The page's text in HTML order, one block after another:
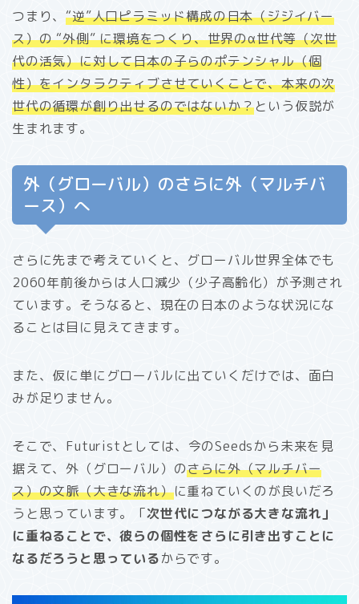
つまり、“逆”人口ピラミッド構成の日本（ジジイバー
ス）の “外側” に環境をつくり、世界のα世代等（次世
代の活気）に対して日本の子らのポテンシャル（個
性）をインタラクティブさせていくことで、本来の次
世代の循環が創り出せるのではないか？という仮説が
生まれます。
外（グローバル）のさらに外（マルチバ
ース）へ
さらに先まで考えていくと、グローバル世界全体でも
2060年前後からは人口減少（少子高齢化）が予測され
ています。そうなると、現在の日本のような状況にな
ることは目に見えてきます。
また、仮に単にグローバルに出ていくだけでは、面白
みが足りません。
そこで、Futuristとしては、今のSeedsから未来を見
据えて、外（グローバル）のさらに外（マルチバー
ス）の文脈（大きな流れ）に重ねていくのが良いだろ
うと思っています。「次世代につながる大きな流れ」
に重ねることで、彼らの個性をさらに引き出すことに
なるだろうと思っているからです。